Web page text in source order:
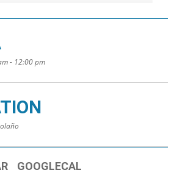
Albert Ros.
- 12:00 pm
GOOGLECAL